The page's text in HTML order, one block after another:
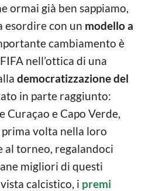
ormai già ben sappiamo,
esordire con un modello a
cambiamento è
nell’ottica di una
democratizzazione del
in parte raggiunto:
Curaçao e Capo Verde,
volta nella loro
al torneo, regalandoci
migliori di questi
calcistico, i premi